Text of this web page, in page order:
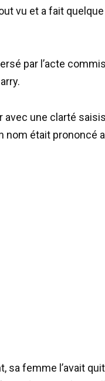
vu et a fait
par l’acte
une clarté
nom était
sa femme l’avait